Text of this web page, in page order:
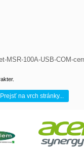
MSR-100A-USB-COM-
Prejsť na vrch stránky...